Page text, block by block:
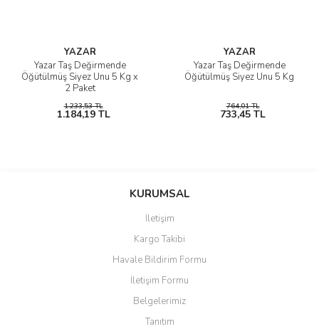
YAZAR
Yazar Taş Değirmende
Öğütülmüş Siyez Unu 5 Kg x
2 Paket
1.233,53 TL
1.184,19 TL
YAZAR
Yazar Taş Değirmende
Öğütülmüş Siyez Unu 5 Kg
764,01 TL
733,45 TL
KURUMSAL
İletişim
Kargo Takibi
Havale Bildirim Formu
İletişim Formu
Belgelerimiz
Tanıtım